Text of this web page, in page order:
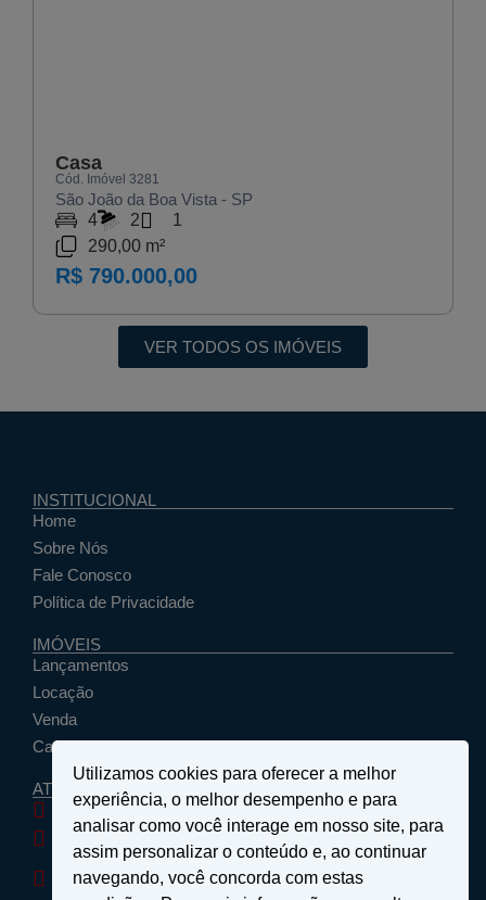
Casa
Cód. Imóvel 3281
São João da Boa Vista - SP
4
2
1
290,00 m²
R$ 790.000,00
VER TODOS OS IMÓVEIS
INSTITUCIONAL
Home
Sobre Nós
Fale Conosco
Política de Privacidade
IMÓVEIS
Lançamentos
Locação
Venda
Cadastrar Seu Imóvel
ATENDIMENTO
santosemattosimoveis@hotmail.com
(19) 9 9639-4985
Rua Floriano Peixoto, nº 27 - Centro - São João da
Boa Vista, SP
Utilizamos cookies para oferecer a melhor
experiência, o melhor desempenho e para
analisar como você interage em nosso site, para
assim personalizar o conteúdo e, ao continuar
navegando, você concorda com estas